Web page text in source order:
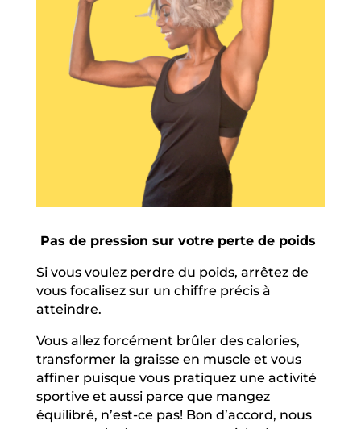
Pas de pression sur votre perte de poids
Si vous voulez perdre du poids, arrêtez de
vous focalisez sur un chiffre précis à
atteindre.
Vous allez forcément brûler des calories,
transformer la graisse en muscle et vous
affiner puisque vous pratiquez une activité
sportive et aussi parce que mangez
équilibré, n’est-ce pas! Bon d’accord, nous